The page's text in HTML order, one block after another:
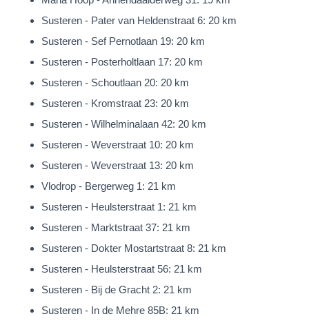
net als Roermond goed bereikbaar.
Leveroy is rustig gelegen, nabij natuur, vlakbij de Maas. Op
fietsafstand van de grote Peel, de banen en
het Sarsven. Een plek om te onthaasten en genieten. Er zijn
diverse wandel en fietsroutes in de omgeving.
Meer opzoek naar cultuur en rondstruinen door de stad. Op
slechts 15km afstand van vind je Roermond stad.
Een sfeervolle binnenstad met het bekende designer outlet in
Roermond. Een bootje huren en varen door de Maas, daarna
een heerlijk drankje op het terras aan de kade, maar ook met
sfeervolle verlichting in de wintermaanden
is het goed vertoeven in deze omgeving.
Onze presentatiebrochures en advertenties worden met grote
zorgvuldigheid vervaardigd.
Aan eventuele afwijkingen op de gegeven informatie en
Susteren - Pater van Heldenstraat 6: 20 km
Susteren - Sef Pernotlaan 19: 20 km
Susteren - Posterholtlaan 17: 20 km
Susteren - Schoutlaan 20: 20 km
Susteren - Kromstraat 23: 20 km
Susteren - Wilhelminalaan 42: 20 km
Susteren - Weverstraat 10: 20 km
Susteren - Weverstraat 13: 20 km
Vlodrop - Bergerweg 1: 21 km
Susteren - Heulsterstraat 1: 21 km
Susteren - Marktstraat 37: 21 km
Susteren - Dokter Mostartstraat 8: 21 km
Susteren - Heulsterstraat 56: 21 km
Susteren - Bij de Gracht 2: 21 km
Susteren - In de Mehre 85B: 21 km